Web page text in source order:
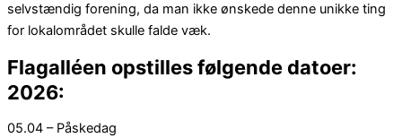
selvstændig forening, da man ikke ønskede denne unikke ting
for lokalområdet skulle falde væk.
Flagalléen opstilles følgende datoer:
2026:
05.04 – Påskedag